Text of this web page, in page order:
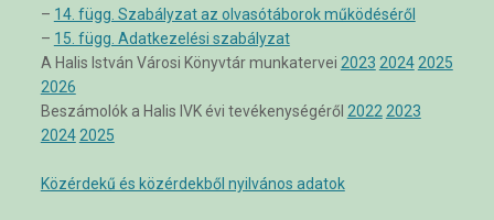
– 14. függ. Szabályzat az olvasótáborok működéséről
– 15. függ. Adatkezelési szabályzat
A Halis István Városi Könyvtár munkatervei 2023 2024 2025
2026
Beszámolók a Halis IVK évi tevékenységéről 2022 2023
2024 2025
Közérdekű és közérdekből nyilvános adatok